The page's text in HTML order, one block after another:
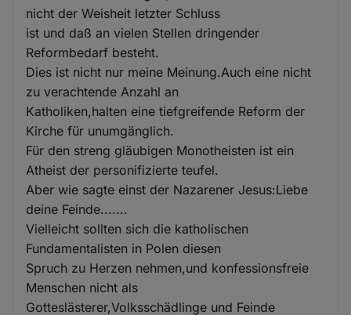
nicht der Weisheit letzter Schluss
ist und daß an vielen Stellen dringender
Reformbedarf besteht.
Dies ist nicht nur meine Meinung.Auch eine nicht
zu verachtende Anzahl an
Katholiken,halten eine tiefgreifende Reform der
Kirche für unumgänglich.
Für den streng gläubigen Monotheisten ist ein
Atheist der personifizierte teufel.
Aber wie sagte einst der Nazarener Jesus:Liebe
deine Feinde.......
Vielleicht sollten sich die katholischen
Fundamentalisten in Polen diesen
Spruch zu Herzen nehmen,und konfessionsfreie
Menschen nicht als
Gotteslästerer,Volksschädlinge und Feinde